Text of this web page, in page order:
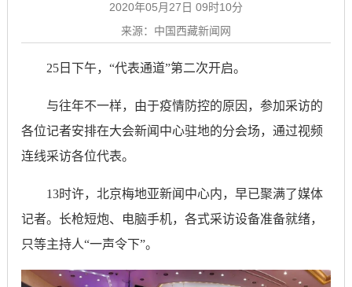
2020年05月27日 09时10分
来源：中国西藏新闻网
25日下午，“代表通道”第二次开启。
与往年不一样，由于疫情防控的原因，参加采访的
各位记者安排在大会新闻中心驻地的分会场，通过视频
连线采访各位代表。
13时许，北京梅地亚新闻中心内，早已聚满了媒体
记者。长枪短炮、电脑手机，各式采访设备准备就绪，
只等主持人“一声令下”。